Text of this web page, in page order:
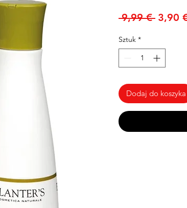
9,99 € 3,90
Sztuk *
Dodaj do koszyka